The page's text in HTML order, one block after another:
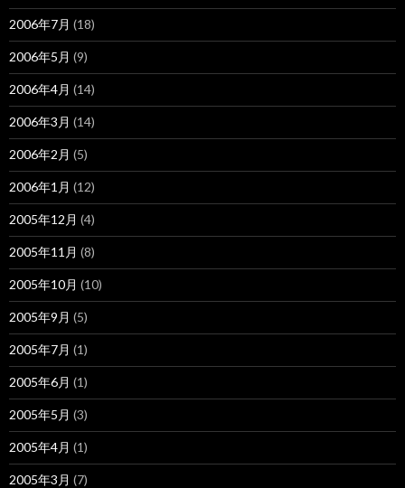
2006年7月 (18)
2006年5月 (9)
2006年4月 (14)
2006年3月 (14)
2006年2月 (5)
2006年1月 (12)
2005年12月 (4)
2005年11月 (8)
2005年10月 (10)
2005年9月 (5)
2005年7月 (1)
2005年6月 (1)
2005年5月 (3)
2005年4月 (1)
2005年3月 (7)